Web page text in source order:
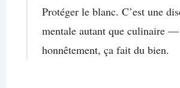
Protéger le blanc. C’est une
mentale autant que culinaire
honnêtement, ça fait du bien.